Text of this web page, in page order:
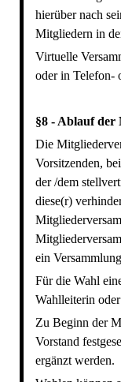
hierüber nach
Mitgliedern in
Virtuelle
oder in Telefon-
§8 - Ablauf der
Die
Vorsitzenden,
der /dem
diese(r)
ein
Für die Wahl
Wahlleiterin
Zu Beginn der
Vorstand
ergänzt werden.